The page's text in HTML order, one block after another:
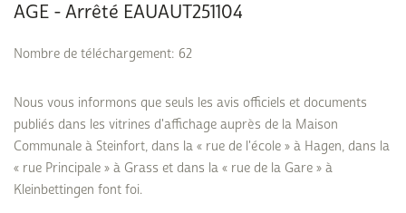
AGE - Arrêté EAUAUT251104
Nombre de téléchargement: 62
Nous vous informons que seuls les avis officiels et documents
publiés dans les vitrines d'affichage auprès de la Maison
Communale à Steinfort, dans la « rue de l'école » à Hagen, dans la
« rue Principale » à Grass et dans la « rue de la Gare » à
Kleinbettingen font foi.